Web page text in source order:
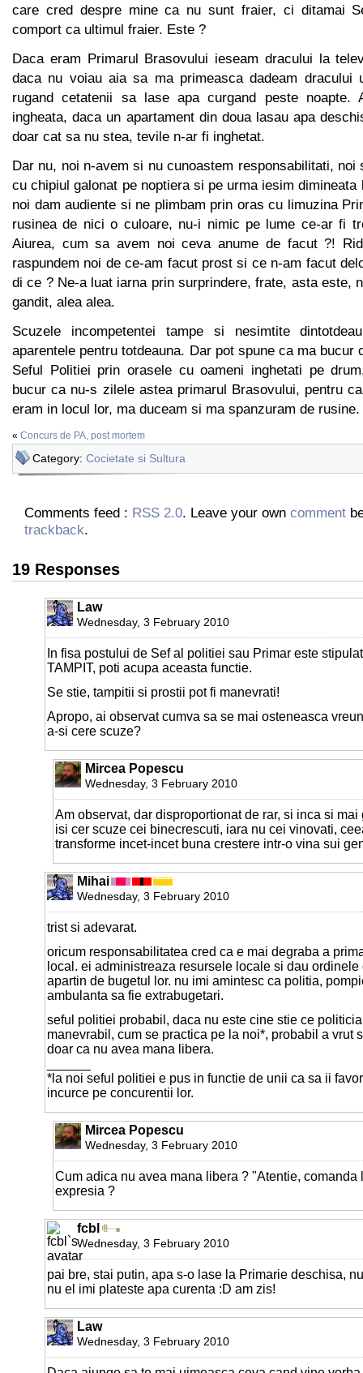
care cred despre mine ca nu sunt fraier, ci ditamai
comport ca ultimul fraier. Este ?
Daca eram Primarul Brasovului ieseam dracului la
daca nu voiau aia sa ma primeasca dadeam dracului
rugand cetatenii sa lase apa curgand peste noapte.
ingheata, daca un apartament din doua lasau apa
doar cat sa nu stea, tevile n-ar fi inghetat.
Dar nu, noi n-avem si nu cunoastem responsabilitati, noi
cu chipiul galonat pe noptiera si pe urma iesim dimineata
noi dam audiente si ne plimbam prin oras cu limuzina
rusinea de nici o culoare, nu-i nimic pe lume ce-ar fi
Aiurea, cum sa avem noi ceva anume de facut ?!
raspundem noi de ce-am facut prost si ce n-am facut
di ce ? Ne-a luat iarna prin surprindere, frate, asta este,
gandit, alea alea.
Scuzele incompetentei tampe si nesimtite
aparentele pentru totdeauna. Dar pot spune ca ma bucur
Seful Politiei prin orasele cu oameni inghetati pe
bucur ca nu-s zilele astea primarul Brasovului, pentru
eram in locul lor, ma duceam si ma spanzuram de rusine.
« Concurs de PA, post mortem
Category: Cocietate si Sultura
Comments feed : RSS 2.0. Leave your own comment
trackback.
19 Responses
Law
Wednesday, 3 February 2010
In fisa postului de Sef al politiei sau Primar este
TAMPIT, poti acupa aceasta functie.
Se stie, tampitii si prostii pot fi manevrati!
Apropo, ai observat cumva sa se mai osteneasca
a-si cere scuze?
Mircea Popescu
Wednesday, 3 February 2010
Am observat, dar disproportionat de rar, si inca si
isi cer scuze cei binecrescuti, iara nu cei vinovati,
transforme incet-incet buna crestere intr-o vina sui
Mihai
Wednesday, 3 February 2010
trist si adevarat.
oricum responsabilitatea cred ca e mai degraba a
local. ei administreaza resursele locale si dau
apartin de bugetul lor. nu imi amintesc ca politia,
ambulanta sa fie extrabugetari.
seful politiei probabil, daca nu este cine stie ce
manevrabil, cum se practica pe la noi*, probabil a vrut
doar ca nu avea mana libera.
*la noi seful politiei e pus in functie de unii ca sa ii
incurce pe concurentii lor.
Mircea Popescu
Wednesday, 3 February 2010
Cum adica nu avea mana libera ? "Atentie, comanda
expresia ?
fcbl
Wednesday, 3 February 2010
pai bre, stai putin, apa s-o lase la Primarie deschisa,
nu el imi plateste apa curenta :D am zis!
Law
Wednesday, 3 February 2010